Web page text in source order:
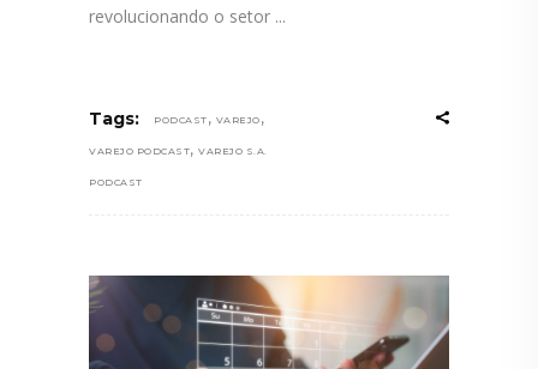
revolucionando o setor
Tags: PODCAST , VAREJO ,
VAREJO PODCAST, VAREJO S.A.
PODCAST